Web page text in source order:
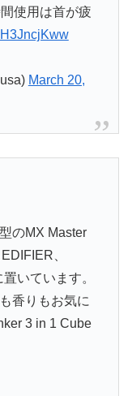
使用は首が疲
March 20,
のMX Master
、
いています。
香りもお気に
3 in 1 Cube